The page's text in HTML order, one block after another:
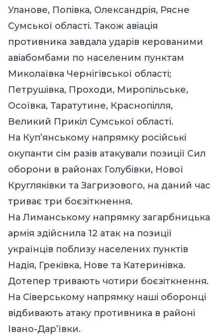
Уланове, Попівка, Олександрія, Рясне
Сумської області. Також авіація
противника завдала ударів керованими
авіабомбами по населеним пунктам
Миколаївка Чернігівської області;
Петрушівка, Проходи, Миропільське,
Осоївка, Таратутине, Краснопілля,
Великий Прикіл Сумської області.
На Куп’янському напрямку російські
окупанти сім разів атакували позиції Сил
оборони в районах Голубівки, Нової
Кругляківки та Загризового, на даний час
триває три боєзіткнення.
На Лиманському напрямку загарбницька
армія здійснила 12 атак на позиції
українців поблизу населених пунктів
Надія, Греківка, Нове та Катеринівка.
Дотепер тривають чотири боєзіткнення.
На Сіверському напрямку наші оборонці
відбивають атаку противника в районі
Івано-Дар’ївки.